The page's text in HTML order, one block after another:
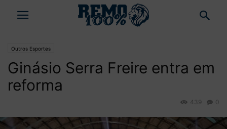
Outros Esportes
Ginásio Serra Freire entra em
reforma
0
439